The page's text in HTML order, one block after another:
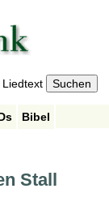
Liedtext
Bibel
Stall